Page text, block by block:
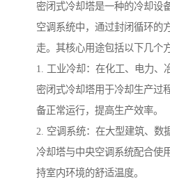
密闭式冷却塔是一种的冷却设
空调系统中，通过封闭循环的
走。其核心用途包括以下几个方
1. 工业冷却：在化工、电力、
密闭式冷却塔用于冷却生产过
备正常运行，提高生产效率。
2. 空调系统：在大型建筑、数
冷却塔与中央空调系统配合使
持室内环境的舒适温度。